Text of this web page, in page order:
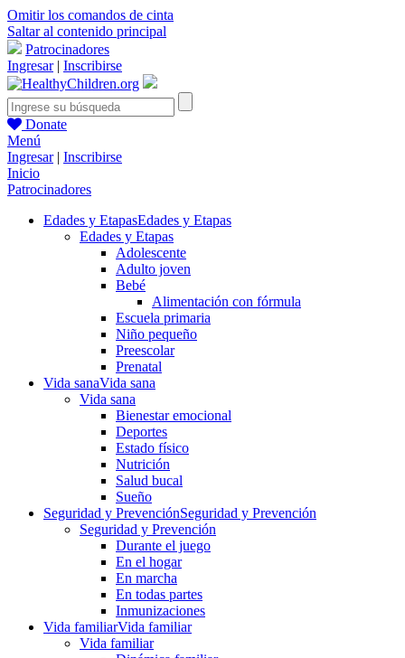
Omitir los comandos de cinta
Saltar al contenido principal
Patrocinadores
Ingresar| Inscribirse
Donate
Menú
Ingresar| Inscribirse
Inicio
Patrocinadores
Edades y EtapasEdades y Etapas
Edades y Etapas
Adolescente
Adulto joven
Bebé
Alimentación con fórmula
Escuela primaria
Niño pequeño
Preescolar
Prenatal
Vida sanaVida sana
Vida sana
Bienestar emocional
Deportes
Estado físico
Nutrición
Salud bucal
Sueño
Seguridad y PrevenciónSeguridad y Prevención
Seguridad y Prevención
Durante el juego
En el hogar
En marcha
En todas partes
Inmunizaciones
Vida familiarVida familiar
Vida familiar